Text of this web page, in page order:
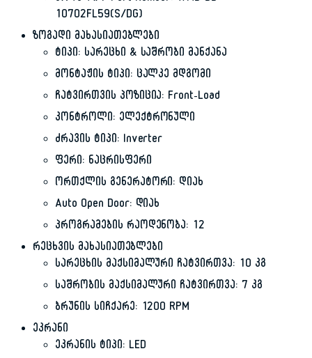
10702FL59(S/DG)
ზოგადი მახასიათებლები
ტიპი: სარეცხი & საშრობი მანქანა
მონტაჟის ტიპი: ცალკე მდგომი
ჩატვირთვის პოზიცია: Front-Load
კონტროლი: ელექტრონული
ძრავის ტიპი: Inverter
ფერი: ნაცრისფერი
ორთქლის გენერატორი: დიახ
Auto Open Door: დიახ
პროგრამების რაოდენობა: 12
რეცხვის მახასიათებლები
სარეცხის მაქსიმალური ჩატვირთვა: 10 კგ
საშრობის მაქსიმალური ჩატვირთვა: 7 კგ
ბრუნის სიჩქარე: 1200 RPM
ეკრანი
ეკრანის ტიპი: LED